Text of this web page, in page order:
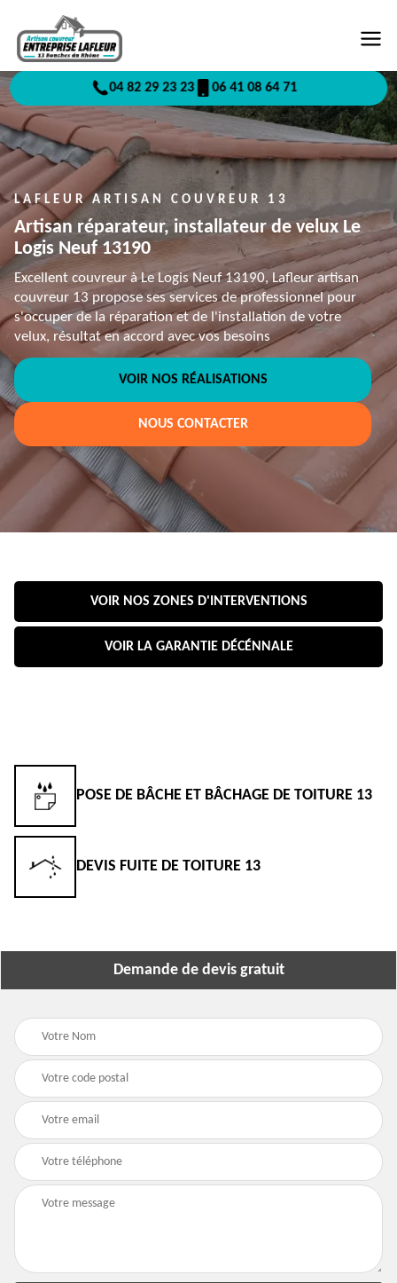
04 82 29 23 23 06 41 08 64 71
LAFLEUR ARTISAN COUVREUR 13
Artisan réparateur, installateur de velux Le
Logis Neuf 13190
Excellent couvreur à Le Logis Neuf 13190, Lafleur artisan
couvreur 13 propose ses services de professionnel pour
s'occuper de la réparation et de l'installation de votre
velux, résultat en accord avec vos besoins
VOIR NOS RÉALISATIONS
NOUS CONTACTER
VOIR NOS ZONES D'INTERVENTIONS
VOIR LA GARANTIE DÉCÉNNALE
POSE DE BÂCHE ET BÂCHAGE DE TOITURE 13
DEVIS FUITE DE TOITURE 13
Demande de devis gratuit